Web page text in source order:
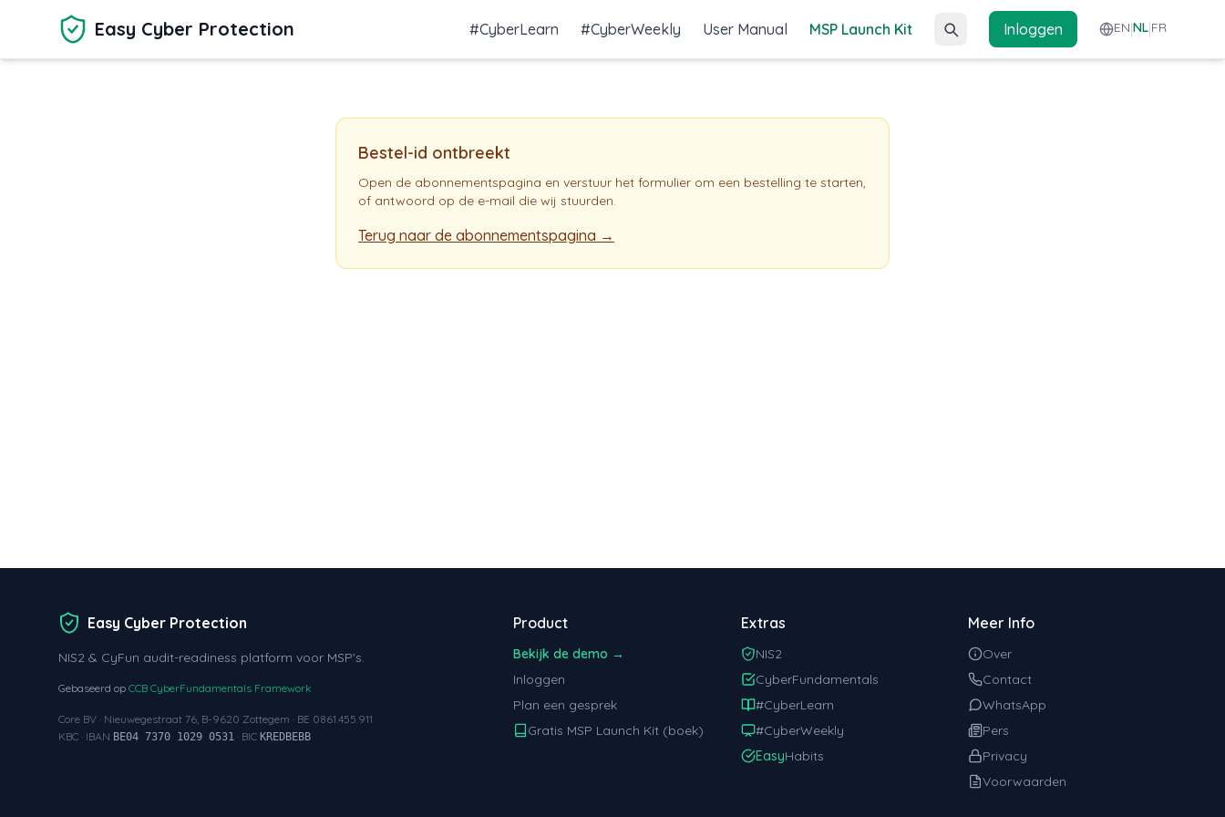
Ga naar hoofdinhoud
Easy Cyber Protection #CyberLearn #CyberWeekly User Manual MSP Launch Kit Inloggen EN NL FR
Bestel-id ontbreekt
Open de abonnementspagina en verstuur het formulier om een bestelling te starten,
of antwoord op de e-mail die wij stuurden.
Terug naar de abonnementspagina →
Easy Cyber Protection
NIS2 & CyFun audit-readiness platform voor MSP's.
Gebaseerd op CCB CyberFundamentals Framework
Core BV · Nieuwegestraat 76, B-9620 Zottegem · BE 0861.455.911
KBC · IBAN BE04 7370 1029 0531 · BIC KREDBEBB
Product
Bekijk de demo →
Inloggen
Plan een gesprek
Gratis MSP Launch Kit (boek)
Extras
NIS2
CyberFundamentals
#CyberLearn
#CyberWeekly
EasyHabits
Meer Info
Over
Contact
WhatsApp
Pers
Privacy
Voorwaarden